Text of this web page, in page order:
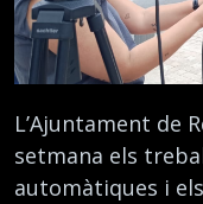
L’Ajuntament de
setmana els
automàtiques i